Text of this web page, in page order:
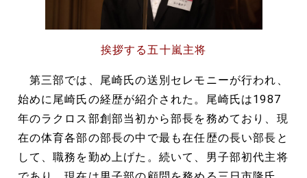
挨拶する五十嵐主将
第三部では、尾崎氏の送別セレモニーが行われ、
始めに尾崎氏の経歴が紹介された。尾崎氏は1987
年のラクロス部創部当初から部長を務めており、現
在の体育各部の部長の中で最も在任歴の長い部長と
して、職務を勤め上げた。続いて、男子部初代主将